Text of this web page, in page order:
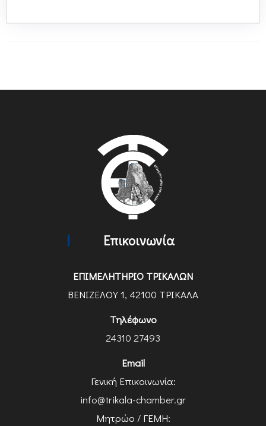
Επικοινωνία
ΕΠΙΜΕΛΗΤΗΡΙΟ ΤΡΙΚΑΛΩΝ
ΒΕΝΙΖΕΛΟΥ 1, 42100 ΤΡΙΚΑΛΑ
Τηλέφωνο
24310 27493
Email
Γενική Επικοινωνία:
info@trikala-chamber.gr
Μητρώο / ΓΕΜΗ: